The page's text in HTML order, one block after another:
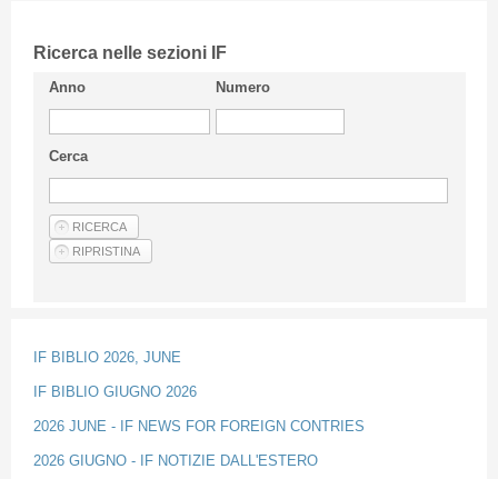
CIFI in breve
Linee Guida
Privacy Policy
Articoli
Ricerca nelle sezioni IF
Anno Numero
Cerca
IF BIBLIO 2026, JUNE
IF BIBLIO GIUGNO 2026
2026 JUNE - IF NEWS FOR FOREIGN CONTRIES
2026 GIUGNO - IF NOTIZIE DALL'ESTERO